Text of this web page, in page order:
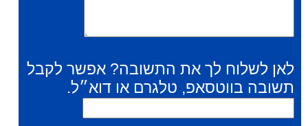
לאן לשלוח לך את התשובה? אפשר לקבל
תשובה בווטסאפ, טלגרם או דוא״ל.